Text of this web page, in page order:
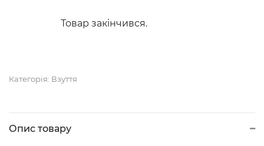
Товар закінчився.
Категорія: Взуття
Опис товару